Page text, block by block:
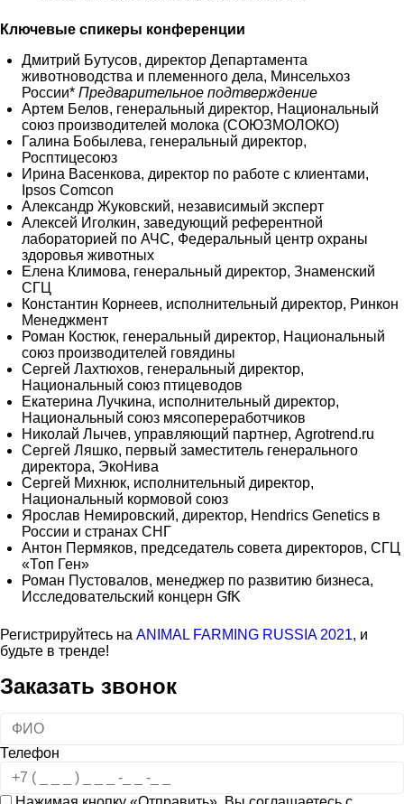
Ключевые спикеры конференции
Дмитрий Бутусов, директор Департамента
животноводства и племенного дела, Минсельхоз
России* Предварительное подтверждение
Артем Белов, генеральный директор, Национальный
союз производителей молока (СОЮЗМОЛОКО)
Галина Бобылева, генеральный директор,
Росптицесоюз
Ирина Васенкова, директор по работе с клиентами,
Ipsos Comcon
Александр Жуковский, независимый эксперт
Алексей Иголкин, заведующий референтной
лабораторией по АЧС, Федеральный центр охраны
здоровья животных
Елена Климова, генеральный директор, Знаменский
СГЦ
Константин Корнеев, исполнительный директор, Ринкон
Менеджмент
Роман Костюк, генеральный директор, Национальный
союз производителей говядины
Сергей Лахтюхов, генеральный директор,
Национальный союз птицеводов
Екатерина Лучкина, исполнительный директор,
Национальный союз мясопереработчиков
Николай Лычев, управляющий партнер, Agrotrend.ru
Сергей Ляшко, первый заместитель генерального
директора, ЭкоНива
Сергей Михнюк, исполнительный директор,
Национальный кормовой союз
Ярослав Немировский, директор, Hendrics Genetics в
России и странах СНГ
Антон Пермяков, председатель совета директоров, СГЦ
«Топ Ген»
Роман Пустовалов, менеджер по развитию бизнеса,
Исследовательский концерн GfK
Регистрируйтесь на ANIMAL FARMING RUSSIA 2021, и
будьте в тренде!
Заказать звонок
Телефон